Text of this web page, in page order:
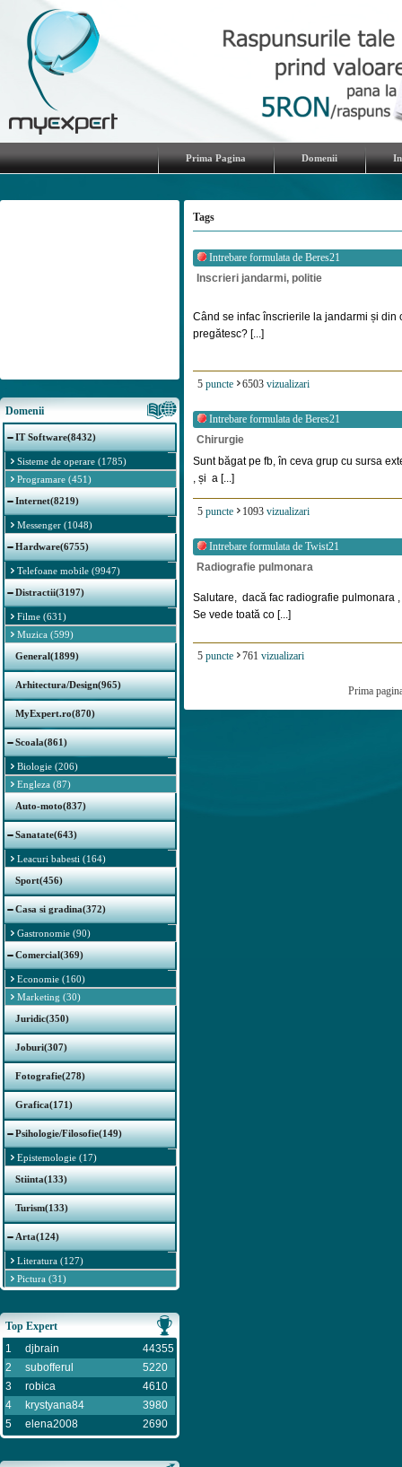
Prima Pagina Domenii
Domenii
IT Software(8432)
Sisteme de operare (1785)
Programare (451)
Internet(8219)
Messenger (1048)
Hardware(6755)
Telefoane mobile (9947)
Distractii(3197)
Filme (631)
Muzica (599)
General(1899)
Arhitectura/Design(965)
MyExpert.ro(870)
Scoala(861)
Biologie (206)
Engleza (87)
Auto-moto(837)
Sanatate(643)
Leacuri babesti (164)
Sport(456)
Casa si gradina(372)
Gastronomie (90)
Comercial(369)
Economie (160)
Marketing (30)
Juridic(350)
Joburi(307)
Fotografie(278)
Grafica(171)
Psihologie/Filosofie(149)
Epistemologie (17)
Stiinta(133)
Turism(133)
Arta(124)
Literatura (127)
Pictura (31)
Top Expert
1
djbrain
44355
2
subofferul
5220
3
robica
4610
4
krystyana84
3980
5
elena2008 2690
Tags
Intrebare formulata de Beres21
Inscrieri jandarmi, politie
Când se infac înscrierile la jandarmi și din
pregătesc? [...]
5 puncte 6503 vizualizari
Intrebare formulata de Beres21
Chirurgie
Sunt băgat pe fb, în ceva grup cu sursa
, și a [...]
5 puncte 1093 vizualizari
Intrebare formulata de Twist21
Radiografie pulmonara
Salutare, dacă fac radiografie pulmonara
Se vede toată co [...]
5 puncte 761 vizualizari
Prima